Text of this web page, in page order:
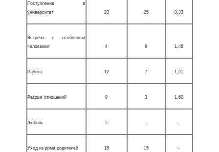
Поступление в
университет
23 25 0,33
Встреча с особенным
человеком
4 9 1,46
Работа 12 7 1,21
Разрыв отношений 8 3 1,60
Любовь 5 - -
Уход из дома родителей 15 15 -